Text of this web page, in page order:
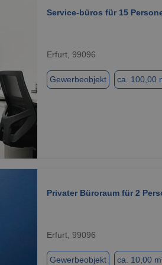
1 / 9
Service-büros für 15
Erfurt, 99096
Gewerbeobjekt ca. 100,00
Privater Büroraum für 2
Erfurt, 99096
Gewerbeobjekt ca. 10,00